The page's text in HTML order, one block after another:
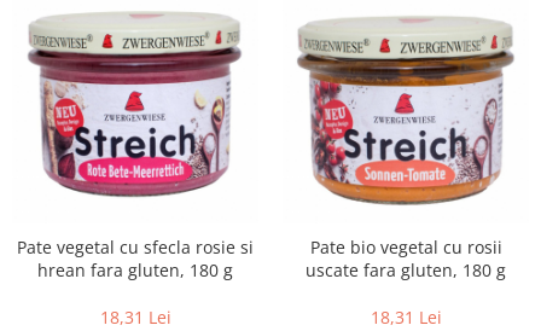
Pate vegetal cu sfecla rosie si
hrean fara gluten, 180 g
18,31 Lei
Pate bio vegetal cu rosii
uscate fara gluten, 180 g
18,31 Lei